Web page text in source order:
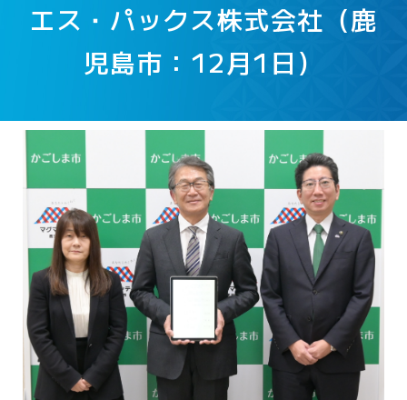
エス・パックス株式会社（鹿
児島市：12月1日）